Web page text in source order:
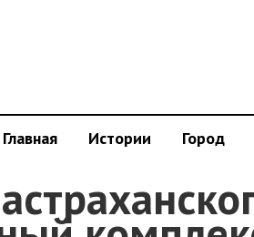
Главная Истории Город